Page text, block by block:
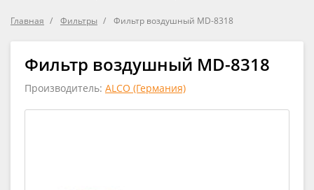
Главная Фильтры Фильтр воздушный MD-8318
Фильтр воздушный MD-8318
Производитель: ALCO (Германия)